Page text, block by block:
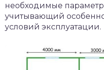
необходимые
учитывающий
условий эксплуатации.